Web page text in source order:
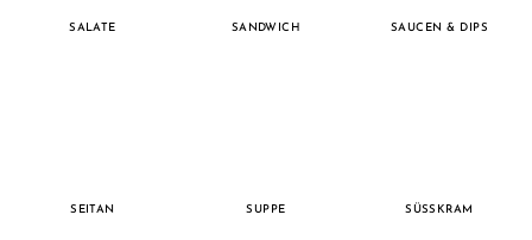
SALATE SANDWICH SAUCEN & DIPS
SEITAN SUPPE SÜSSKRAM